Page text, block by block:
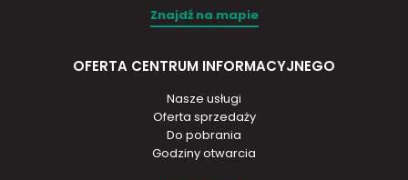
Znajdź na mapie
OFERTA CENTRUM INFORMACYJNEGO
Nasze usługi
Oferta sprzedaży
Do pobrania
Godziny otwarcia